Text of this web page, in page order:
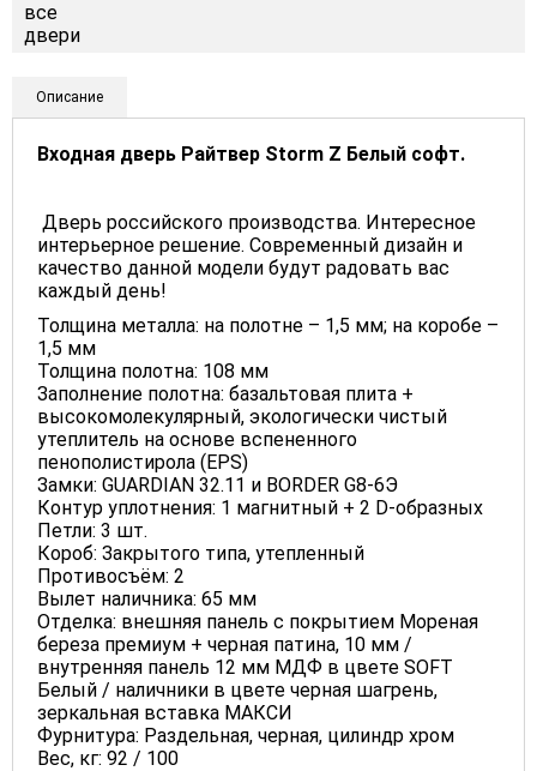
Описание
Входная дверь Райтвер Storm Z Белый софт.
Дверь российского производства. Интересное
интерьерное решение. Современный дизайн и
качество данной модели будут радовать вас
каждый день!
Толщина металла: на полотне – 1,5 мм; на коробе –
1,5 мм
Толщина полотна: 108 мм
Заполнение полотна: базальтовая плита +
высокомолекулярный, экологически чистый
утеплитель на основе вспененного
пенополистирола (EPS)
Замки: GUARDIAN 32.11 и BORDER G8-6Э
Контур уплотнения: 1 магнитный + 2 D-образных
Петли: 3 шт.
Короб: Закрытого типа, утепленный
Противосъём: 2
Вылет наличника: 65 мм
Отделка: внешняя панель с покрытием Мореная
береза премиум + черная патина, 10 мм /
внутренняя панель 12 мм МДФ в цвете SOFT
Белый / наличники в цвете черная шагрень,
зеркальная вставка МАКСИ
Фурнитура: Раздельная, черная, цилиндр хром
Вес, кг: 92 / 100